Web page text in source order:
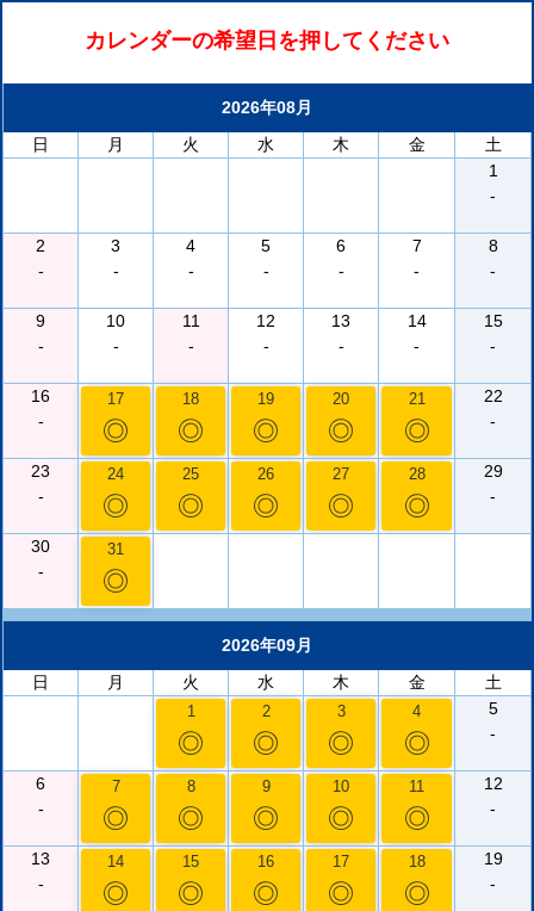
カレンダーの希望日を押してください
2026年08月
日
月 火 水 木 金
土
1
-
2
-
3
-
4
-
5
-
6
-
7
-
8
-
9
-
10
-
11
-
12
-
13
-
14
-
15
-
16
-
17
◎
18
◎
19
◎
20
◎
21
◎
22
-
23
-
24
◎
25
◎
26
◎
27
◎
28
◎
29
-
30
-
31
◎
2026年09月
日
月 火 水 木 金 土
1
◎
2
◎
3
◎
4
◎
5
-
6
-
7
◎
8
◎
9
◎
10
◎
11
◎
12
-
13
-
14
◎
15
◎
16
◎
17
◎
18
◎
19
-